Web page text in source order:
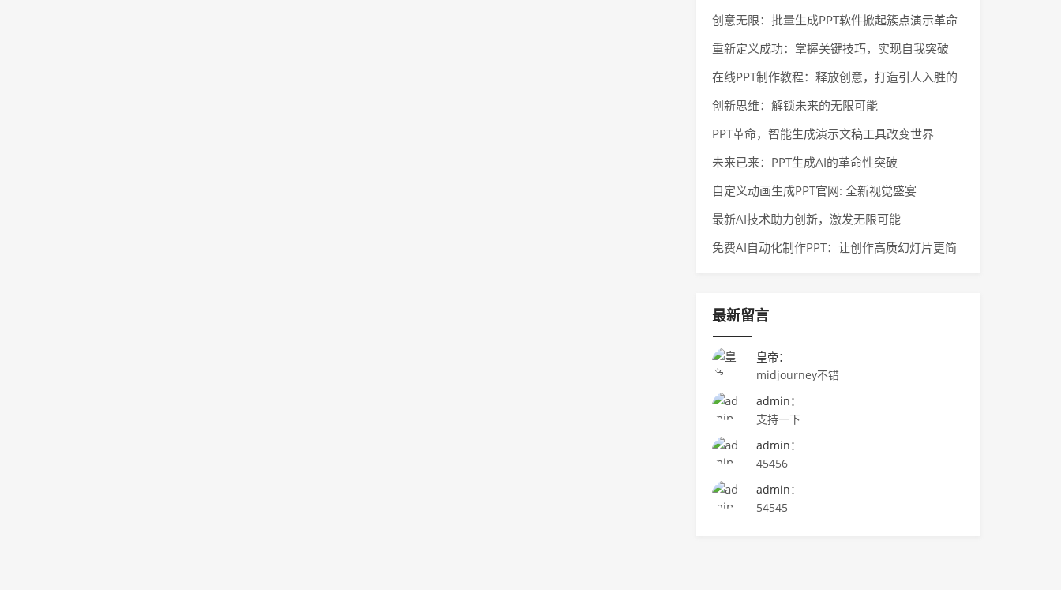
ns with Canva"
创意无限：批量生成PPT软件掀起簇点演示革命
重新定义成功：掌握关键技巧，实现自我突破
在线PPT制作教程：释放创意，打造引人入胜的
多媒体呈现
创新思维：解锁未来的无限可能
PPT革命，智能生成演示文稿工具改变世界
未来已来：PPT生成AI的革命性突破
自定义动画生成PPT官网: 全新视觉盛宴
最新AI技术助力创新，激发无限可能
免费AI自动化制作PPT：让创作高质幻灯片更简
最新留言
皇帝：
midjourney不错
admin：
支持一下
admin：
45456
admin：
54545